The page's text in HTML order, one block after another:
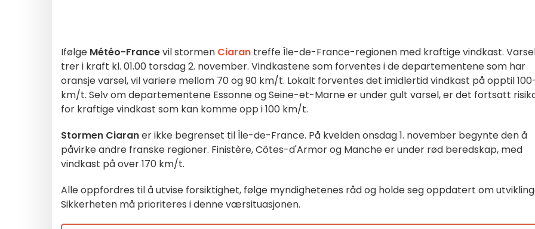
Ifølge Météo-Francevil stormen Ciaran treffe Île-de-France-regionen med kraftige vindkast.
trer i kraft kl. 01.00 torsdag 2. november. Vindkastene som forventes i de departementene som har
oransje varsel, vil variere mellom 70 og 90 km/t. Lokalt forventes det imidlertid vindkast på opptil 100-
km/t. Selv om departementene Essonne og Seine-et-Marne er under gult varsel, er det fortsatt
for kraftige vindkast som kan komme opp i 100 km/t.
Stormen Ciaraner ikke begrenset til Île-de-France. På kvelden onsdag 1. november begynte den å
påvirke andre franske regioner. Finistère, Côtes-d'Armor og Manche er under rød beredskap, med
vindkast på over 170 km/t.
Alle oppfordres til å utvise forsiktighet, følge myndighetenes råd og holde seg oppdatert om
Sikkerheten må prioriteres i denne værsituasjonen.